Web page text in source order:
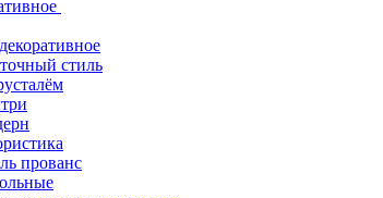
стиль
прованс